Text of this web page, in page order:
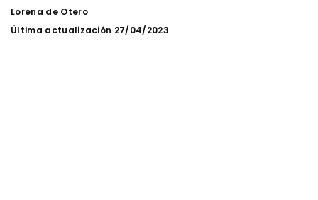
Posted
by
Lorena de Otero
Última actualización 27/04/2023